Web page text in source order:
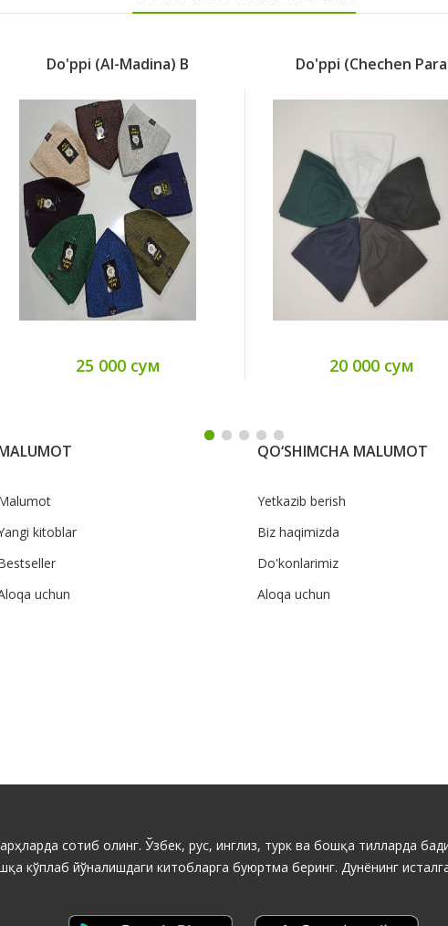
Do'ppi (Al-Madina) B
25 000 сум
Do'ppi (chechen Para
20 000 сум
kitoblar
uchun
QO‘SHIMCHA MALUMOT
Yetkazib berish
Biz haqimizda
Do'konlarimiz
Aloqa uchun
сотиб олинг. Ўзбек, рус, инглиз, турк ва бошқа тилларда
кўплаб йўналишдаги китобларга буюртма беринг. Дунёнинг